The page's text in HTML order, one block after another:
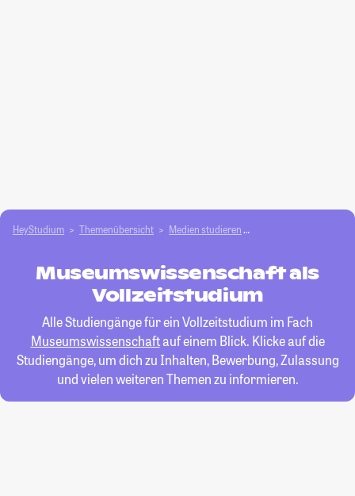
HeyStudium Themenübersicht Medien studieren
Museumswissenschaft als
Vollzeitstudium
Alle Studiengänge für ein Vollzeitstudium im Fach
Museumswissenschaftauf einem Blick. Klicke auf die
Studiengänge, um dich zu Inhalten, Bewerbung, Zulassung
und vielen weiteren Themen zu informieren.